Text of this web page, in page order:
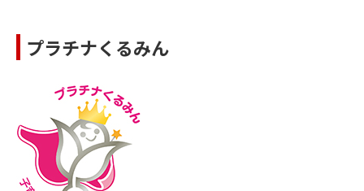
プラチナくるみん